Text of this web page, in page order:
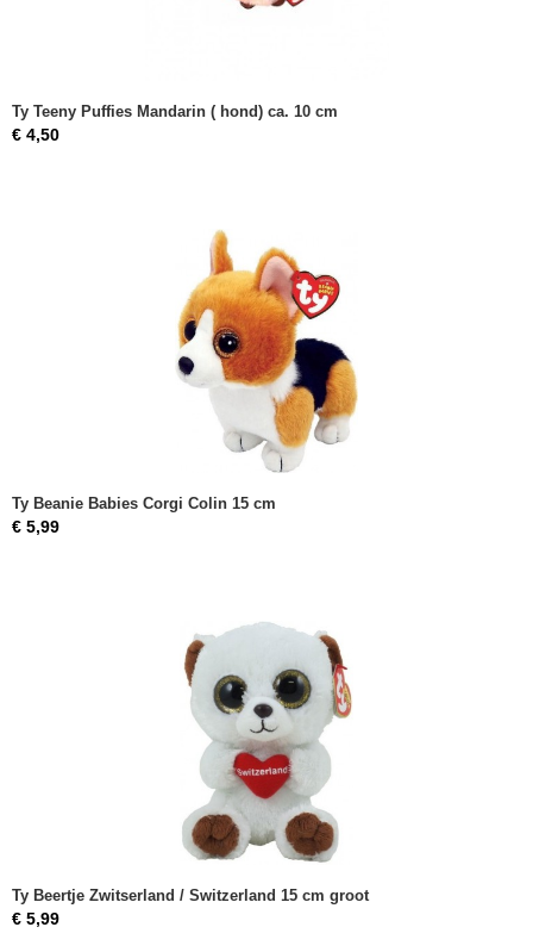
Ty Teeny Puffies Mandarin ( hond) ca. 10 cm
€ 4,50
Ty Beanie Babies Corgi Colin 15 cm
€ 5,99
Ty Beertje Zwitserland / Switzerland 15 cm groot
€ 5,99